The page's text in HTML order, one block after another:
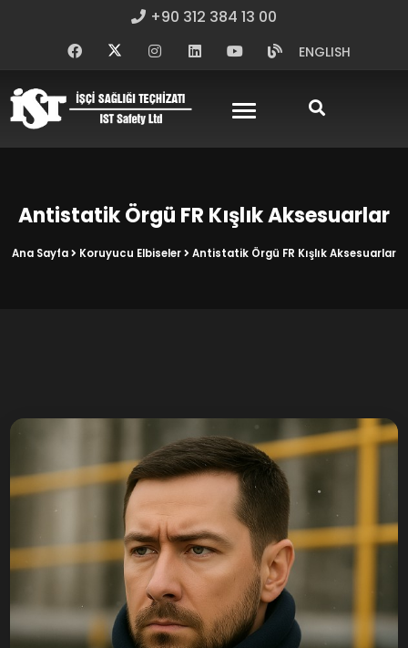
+90 312 384 13 00
ENGLISH
Antistatik Örgü FR Kışlık Aksesuarlar
Ana Sayfa Koruyucu Elbiseler Antistatik Örgü FR Kışlık Aksesuarlar